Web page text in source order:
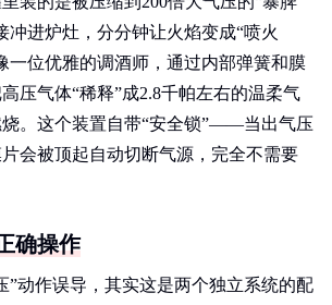
冲进炉灶，分分钟让火焰变成“喷火
一位优雅的调酒师，通过内部弹簧和膜
压气体“稀释”成2.8千帕左右的温柔气
。这个装置自带“安全锁”——当出气压
会被顶起自动切断气源，完全不需要
确操作
”动作误导，其实这是两个独立系统的配